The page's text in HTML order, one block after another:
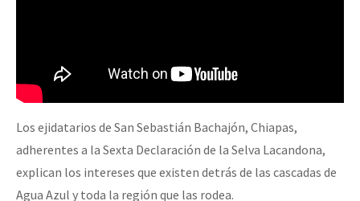
Los ejidatarios de San Sebastián Bachajón, Chiapas,
adherentes a la Sexta Declaración de la Selva Lacandona,
explican los intereses que existen detrás de las cascadas de
Agua Azul y toda la región que las rodea.